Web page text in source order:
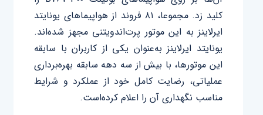
کلید زد. مجموعا، ۸۱ فروند از هواپیماهای یونایتد
ایرلاینز به این موتور پرت‌اندویتنی مجهز شده‌اند.
یونایتد ایرلاینز به‌عنوان یکی از کاربران با سابقه
این موتورها، با بیش از سه دهه سابقه بهره‌برداری
عملیاتی، رضایت کامل خود از عملکرد و شرایط
مناسب نگهداری آن را اعلام کرده‌است.